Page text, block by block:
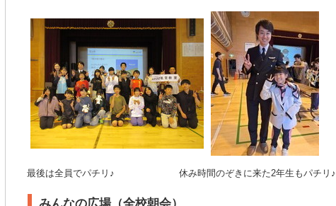
最後は全員でパチリ♪ 休み時間のぞきに来た2年生もパチリ♪